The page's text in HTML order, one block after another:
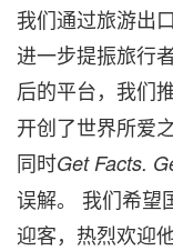
我们通过旅游出
进一步提振旅行
后的平台，我们
开创了世界所爱
同时Get Facts.
误解。 我们希望
迎客，热烈欢迎